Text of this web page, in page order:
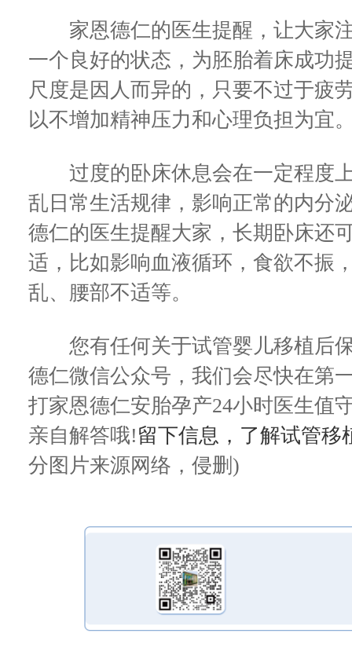
家恩德仁的医生提醒，让大家注
一个良好的状态，为胚胎着床成功
尺度是因人而异的，只要不过于疲
以不增加精神压力和心理负担为宜
过度的卧床休息会在一定程度上
乱日常生活规律，影响正常的内分
德仁的医生提醒大家，长期卧床还
适，比如影响血液循环，食欲不振
乱、腰部不适等。
您有任何关于试管婴儿移植后保
德仁微信公众号，我们会尽快在第
打家恩德仁安胎孕产24小时医生值
亲自解答哦!留下信息，了解试管移
分图片来源网络，侵删)